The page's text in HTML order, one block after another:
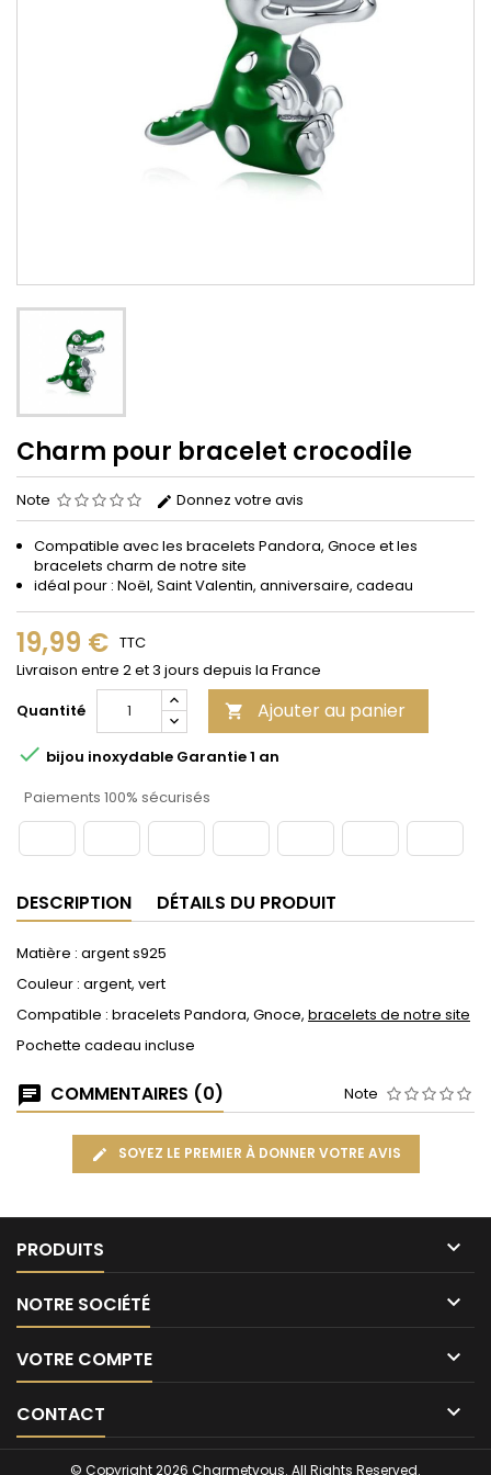
Charm pour bracelet crocodile
Note Donnez votre avis
Compatible avec les bracelets Pandora, Gnoce et les
bracelets charm de notre site
idéal pour : Noël, Saint Valentin, anniversaire, cadeau
19,99 € TTC
Livraison entre 2 et 3 jours depuis la France
Quantité
 Ajouter au panier
 bijou inoxydable Garantie 1 an
Paiements 100% sécurisés
DESCRIPTION DÉTAILS DU PRODUIT
Matière : argent s925
Couleur : argent, vert
Compatible : bracelets Pandora, Gnoce, bracelets de notre site
Pochette cadeau incluse
COMMENTAIRES (0) Note
SOYEZ LE PREMIER À DONNER VOTRE AVIS
PRODUITS 
NOTRE SOCIÉTÉ 
VOTRE COMPTE 
CONTACT 
© Copyright 2026 Charmetvous. All Rights Reserved.